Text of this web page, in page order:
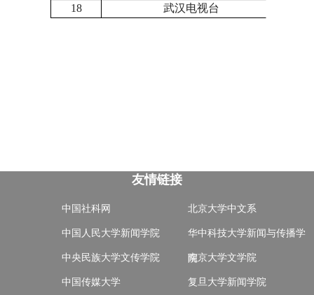
18
武汉电视台
友情链接
中国社科网 北京大学中文系
中国人民大学新闻学院 华中科技大学新闻与传播学
院
中央民族大学文传学院 南京大学文学院
中国传媒大学 复旦大学新闻学院